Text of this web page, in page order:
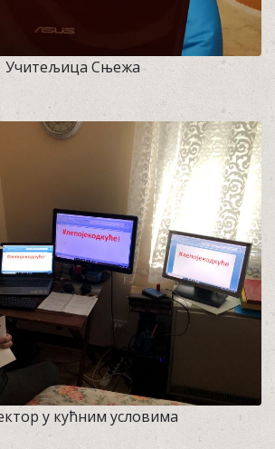
Учитељица Сњежа
у кућним условима